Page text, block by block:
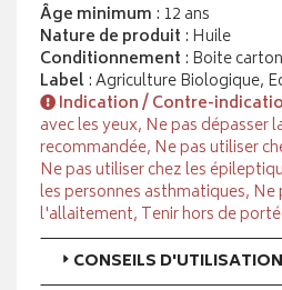
Âge minimum : 12 ans
Nature de produit : Huile
Conditionnement : Boite
Label: Agriculture Biologique,
Indication / Contre-
avec les yeux, Ne pas dépasser
recommandée, Ne pas utiliser
Ne pas utiliser chez les
les personnes asthmatiques,
l'allaitement, Tenir hors de
CONSEILS D'UTILISATION